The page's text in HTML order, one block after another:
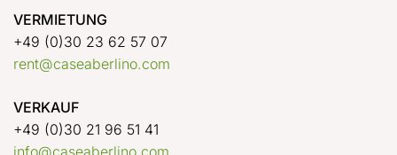
VERMIETUNG
+49 (0)30 23 62 57 07
rent@caseaberlino.com
VERKAUF
+49 (0)30 21 96 51 41
info@caseaberlino.com